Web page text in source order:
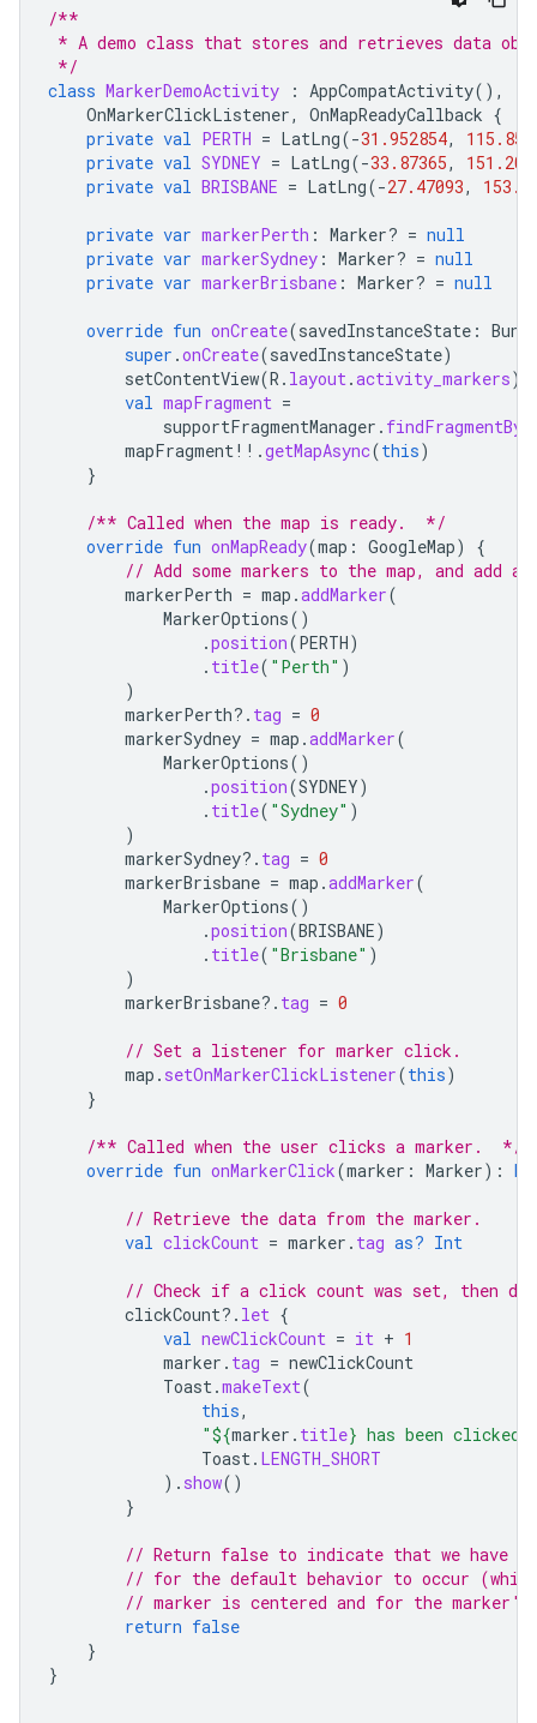
/**
* A demo class that stores and retrieves data
*/
class MarkerDemoActivity : AppCompatActivity(),
OnMarkerClickListener, OnMapReadyCallback {
private val PERTH = LatLng(-31.952854,
private val SYDNEY = LatLng(-33.87365,
private val BRISBANE = LatLng(-27.47093,
private var markerPerth : Marker? = null
private var markerSydney : Marker? = null
private var markerBrisbane : Marker? = null
override fun onCreate(savedInstanceState :
super .onCreate(savedInstanceState)
setContentView(R . layout.activity_markers)
val mapFragment =
supportFragmentManager .
mapFragment!! .getMapAsync(this)
}
/** Called when the map is ready.  */
override fun onMapReady(map : GoogleMap)
{
// Add some markers to the map, and add
markerPerth = map .addMarker(
MarkerOptions()
.position(PERTH)
. title( "Perth" )
)
markerPerth?. tag = 0
markerSydney = map .addMarker(
MarkerOptions()
.position(SYDNEY)
. title( "Sydney" )
)
markerSydney?. tag = 0
markerBrisbane = map .addMarker(
MarkerOptions()
.position(BRISBANE)
. title( "Brisbane" )
)
markerBrisbane?. tag = 0
// Set a listener for marker click.
map . setOnMarkerClickListener(this)
}
/** Called when the user clicks a marker.  */
override fun onMarkerClick(marker : Marker):
// Retrieve the data from the marker.
val clickCount = marker . tag as? Int
// Check if a click count was set, then
clickCount?. let {
val newClickCount = it + 1
marker . tag = newClickCount
Toast.makeText(
this,
"${marker . title} has been clicked
Toast. LENGTH_SHORT
). show()
}
// Return false to indicate that we have
// for the default behavior to occur
// marker is centered and for the
return false
}
}